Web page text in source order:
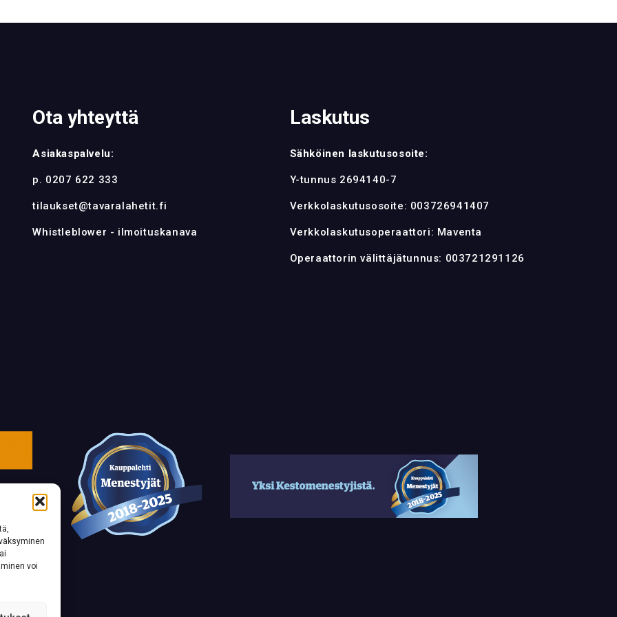
voi
Ota yhteyttä
Asiakaspalvelu:
p. 0207 622 333
tilaukset@tavaralahetit.fi
Whistleblower - ilmoituskanava
Laskutus
Sähköinen laskutusosoite:
Y-tunnus 2694140-7
Verkkolaskutusosoite: 003726941407
Verkkolaskutusoperaattori: Maventa
Operaattorin välittäjätunnus: 003721291126